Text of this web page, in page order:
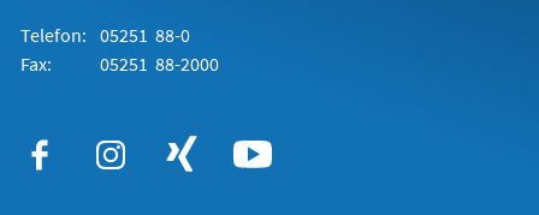
Telefon: 05251 88-0
Fax:
05251 88-2000